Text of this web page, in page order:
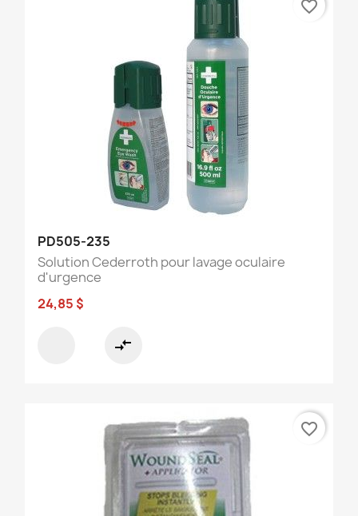
PD505-235
Solution Cederroth pour lavage oculaire
d'urgence
24,85 $
compare_arrows
favorite_border
favorite_border